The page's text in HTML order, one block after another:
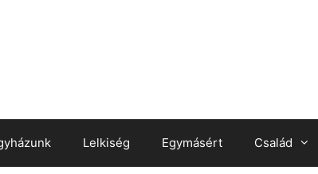
Lelkiség Egymásért Család